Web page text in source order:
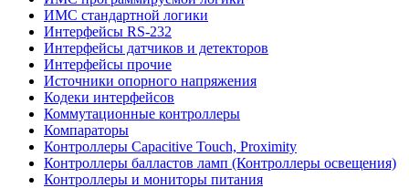
ИМС стандартной логики
Интерфейсы RS-232
Интерфейсы датчиков и детекторов
Интерфейсы прочие
Источники опорного напряжения
Кодеки интерфейсов
Коммутационные контроллеры
Компараторы
Контроллеры Capacitive Touch, Proximity
Контроллеры балластов ламп (Контроллеры освещения)
Контроллеры и мониторы питания